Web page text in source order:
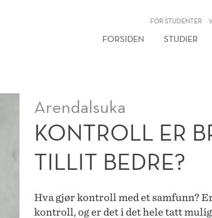
FOR STUDENTER
FORSIDEN STUDIER
Arendalsuka
KONTROLL ER
TILLIT BEDRE?
Hva gjør kontroll med et samfunn?
kontroll, og er det i det hele tatt